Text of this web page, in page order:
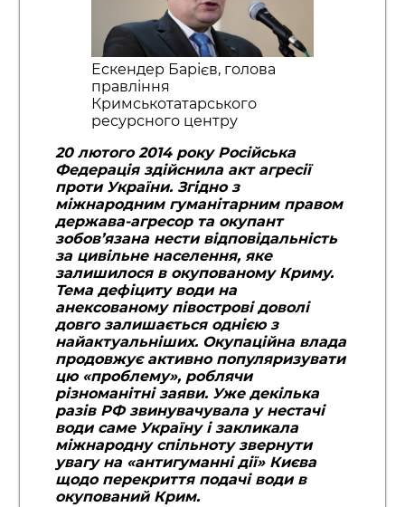
Ескендер Барієв, голова
правління
Кримськотатарського
ресурсного центру
20 лютого 2014 року Російська
Федерація здійснила акт агресії
проти України. Згідно з
міжнародним гуманітарним правом
держава-агресор та окупант
зобов’язана нести відповідальність
за цивільне населення, яке
залишилося в окупованому Криму.
Тема дефіциту води на
анексованому півострові доволі
довго залишається однією з
найактуальніших. Окупаційна влада
продовжує активно популяризувати
цю «проблему», роблячи
різноманітні заяви. Уже декілька
разів РФ звинувачувала у нестачі
води саме Україну і закликала
міжнародну спільноту звернути
увагу на «антигуманні дії» Києва
щодо перекриття подачі води в
окупований Крим.